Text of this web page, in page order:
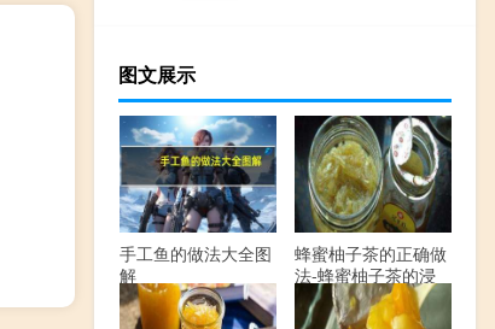
图文展示
手工鱼的做法大全图
解
蜂蜜柚子茶的正确做
法-蜂蜜柚子茶的浸
泡方法有哪些？